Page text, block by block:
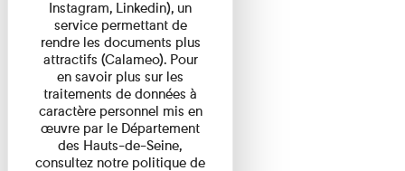
Instagram, Linkedin), un
service permettant de
rendre les documents plus
attractifs (Calameo). Pour
en savoir plus sur les
traitements de données à
caractère personnel mis en
œuvre par le Département
des Hauts-de-Seine,
consultez notre politique de